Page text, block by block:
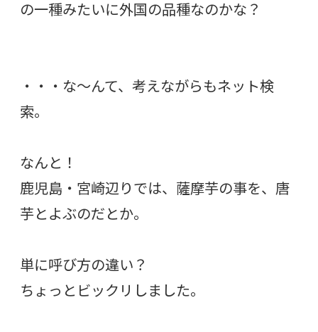
の一種みたいに外国の品種なのかな？
・・・な〜んて、考えながらもネット検
索。
なんと！
鹿児島・宮崎辺りでは、薩摩芋の事を、唐
芋とよぶのだとか。
単に呼び方の違い？
ちょっとビックリしました。